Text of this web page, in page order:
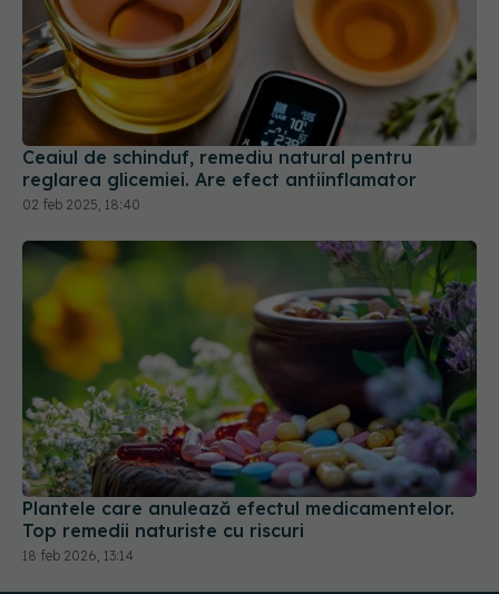
Ceaiul de schinduf, remediu natural pentru
reglarea glicemiei. Are efect antiinflamator
02 feb 2025, 18:40
Plantele care anulează efectul medicamentelor.
Top remedii naturiste cu riscuri
18 feb 2026, 13:14